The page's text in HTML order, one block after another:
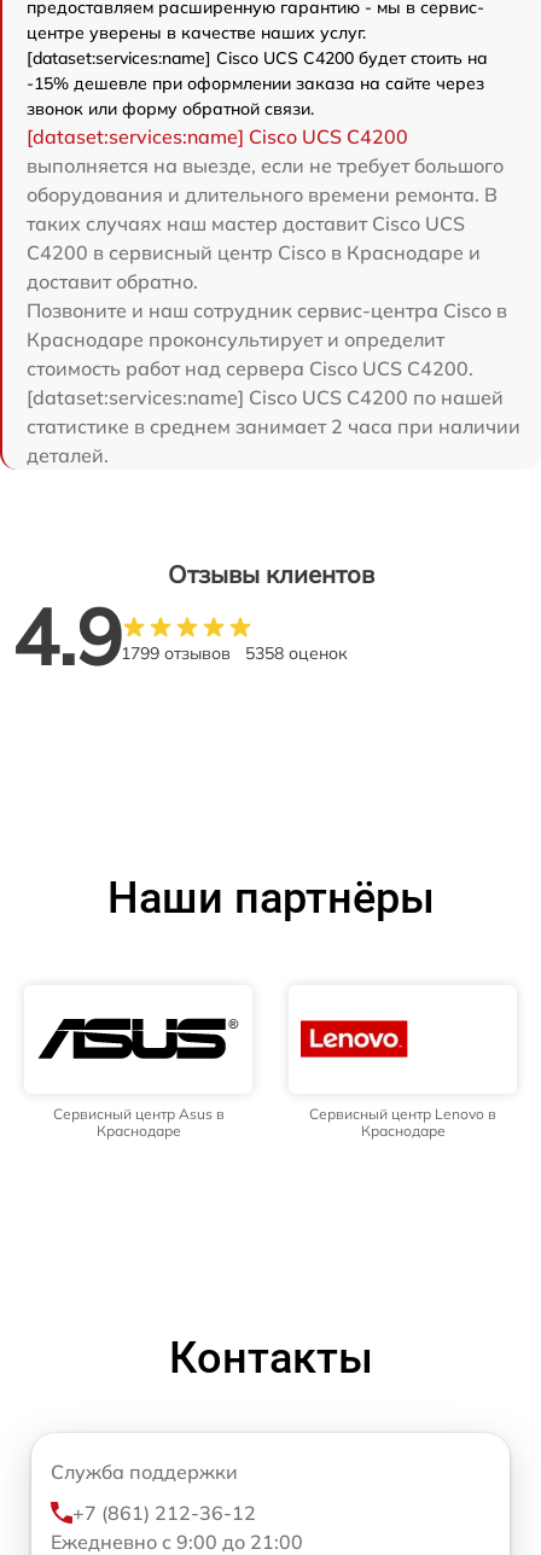
предоставляем расширенную гарантию - мы в сервис-
центре уверены в качестве наших услуг.
[dataset:services:name] Cisco UCS C4200 будет стоить на
-15% дешевле при оформлении заказа на сайте через
звонок или форму обратной связи.
[dataset:services:name] Cisco UCS C4200
выполняется на выезде, если не требует большого
оборудования и длительного времени ремонта. В
таких случаях наш мастер доставит Cisco UCS
C4200 в сервисный центр Cisco в Краснодаре и
доставит обратно.
Позвоните и наш сотрудник сервис-центра Cisco в
Краснодаре проконсультирует и определит
стоимость работ над сервера Cisco UCS C4200.
[dataset:services:name] Cisco UCS C4200 по нашей
статистике в среднем занимает 2 часа при наличии
деталей.
Отзывы клиентов
4.91799 отзывов 5358 оценок
Наши партнёры
Сервисный центр Asus в
Краснодаре
Сервисный центр Lenovo в
Краснодаре
Контакты
Служба поддержки
+7 (861) 212-36-12
Ежедневно с 9:00 до 21:00